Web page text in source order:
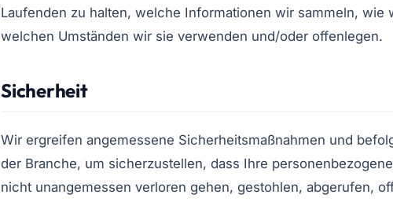
Laufenden zu halten, welche Informationen wir sammeln, wie
welchen Umständen wir sie verwenden und/oder offenlegen.
Sicherheit
Wir ergreifen angemessene Sicherheitsmaßnahmen und
der Branche, um sicherzustellen, dass Ihre
nicht unangemessen verloren gehen, gestohlen, abgerufen,